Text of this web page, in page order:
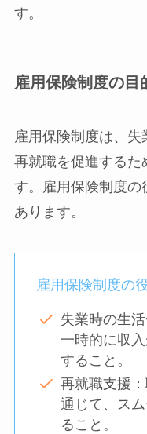
す。
雇用保険制度の目
雇用保険制度は、失
再就職を促進する
す。雇用保険制度
あります。
雇用保険制度の
失業時の生
一時的に収
すること。
再就職支援
通じて、ス
ること。